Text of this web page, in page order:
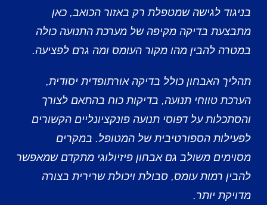
בניגוד לגישה שמטפלת רק באזור הכואב, כאן
מתבצעת בדיקה מקיפה של מערכת התנועה כולה
במטרה להבין מהו מקור העומס ומה גרם לפציעה.
תהליך האבחון כולל בדיקה אורתופדית יסודית,
הערכת טווחי תנועה, בדיקות כוח בהתאם לצורך
והסתכלות על דפוסי תנועה פונקציונליים הקשורים
לפעילות הספורטיבית של המטופל. במקרים
מסוימים משולב גם אבחון פיזיולוגי מתקדם שמאפשר
להבין רמות עומס, סבולת ויכולת שרירית בצורה
מדויקת יותר.